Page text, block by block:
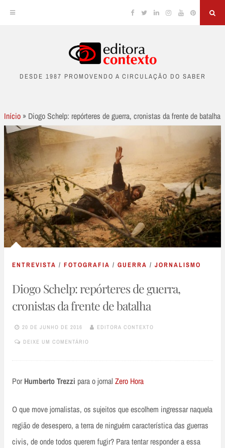
content
Facebook
TwitterLinkedinInstagram
YouTubePinterest
DESDE 1987 PROMOVENDO A CIRCULAÇÃO DO SABER
Início » Diogo Schelp: repórteres de guerra, cronistas da frente de batalha
ENTREVISTA / FOTOGRAFIA / GUERRA / JORNALISMO
Diogo Schelp: repórteres de guerra,
cronistas da frente de batalha
20 DE JUNHO DE 2016 EDITORA CONTEXTO
DEIXE UM COMENTÁRIO
PorHumberto Trezzi para o jornal Zero Hora
O que move jornalistas, os sujeitos que escolhem ingressar naquela
região de desespero, a terra de ninguém característica das guerras
civis, de onde todos querem fugir? Para tentar responder a essa